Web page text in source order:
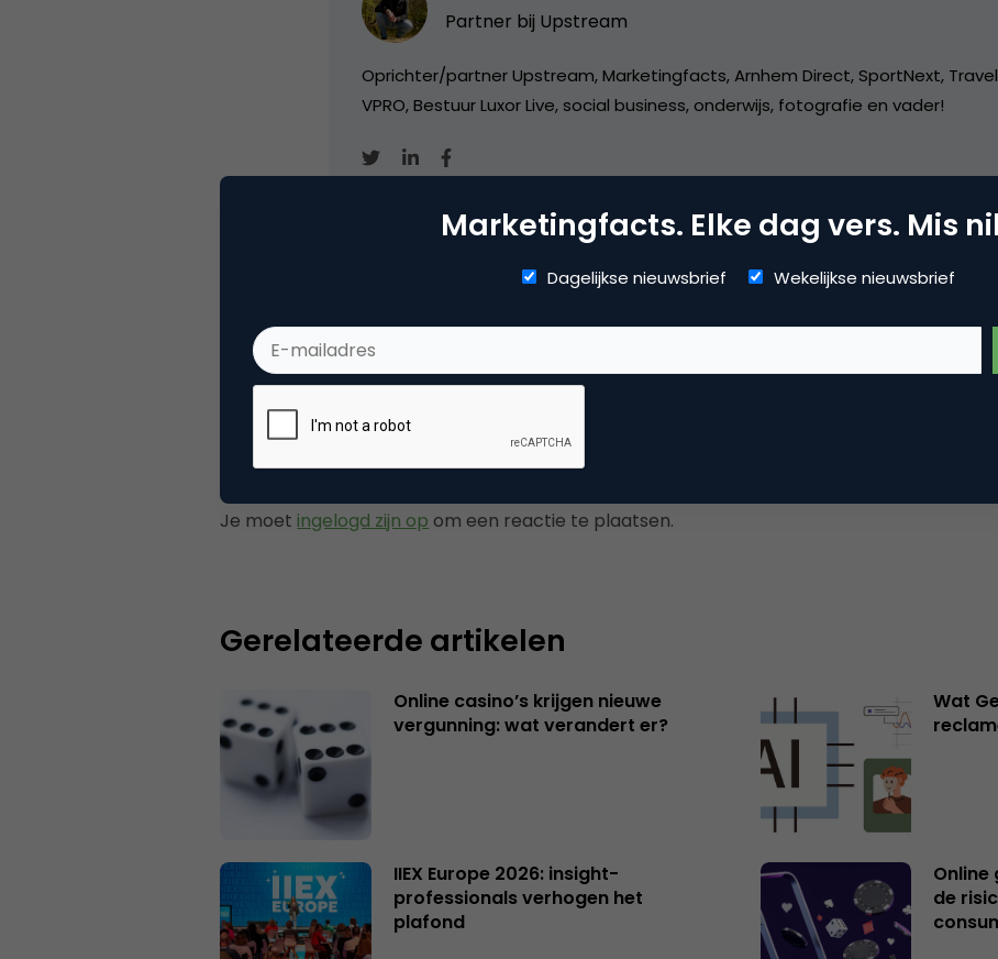
Partner bij Upstream
Oprichter/partner Upstream, Marketingfacts, Arnhem Direct, SportNext,
VPRO, Bestuur Luxor Live, social business, onderwijs, fotografie en vader!
Advertising
Tags
Plaats reactie
Je moet ingelogd zijn op om een reactie te plaatsen.
Gerelateerde artikelen
Online casino’s krijgen nieuwe
vergunning: wat verandert er?
Wat
IIEX Europe 2026: insight-
professionals verhogen het
plafond
Online
de
Marketingfacts. Elke dag vers. Mis
Dagelijkse nieuwsbrief Wekelijkse nieuwsbrief